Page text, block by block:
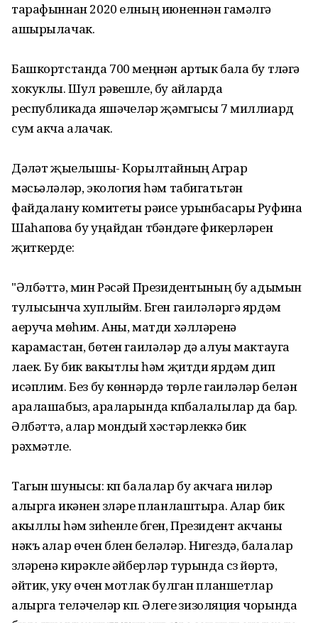
тарафыннан 2020 елның июненнән гамәлгә
ашырылачак.
Башкортстанда 700 меңнән артык бала бу түләүгә
хокуклы. Шул рәвешле, бу айларда
республикада яшәүчеләр җәмгысы 7 миллиард
сум акча алачак.
Дәүләт җыелышы- Корылтайның Аграр
мәсьәләләр, экология һәм табигатьтән
файдалану комитеты рәисе урынбасары Руфина
Шаһапова бу уңайдан түбәндәге фикерләрен
җиткерде:
"Әлбәттә, мин Рәсәй Президентының бу адымын
тулысынча хуплыйм. Бүген гаиләләргә ярдәм
аеруча мөһим. Аны, матди хәлләренә
карамастан, бөтен гаиләләр дә алуы мактауга
лаек. Бу бик вакытлы һәм җитди ярдәм дип
исәплим. Без бу көннәрдә төрле гаиләләр белән
аралашабыз, араларында күпбалалылар да бар.
Әлбәттә, алар мондый хәстәрлеккә бик
рәхмәтле.
Тагын шунысы: күп балалар бу акчага ниләр
алырга икәнен үзләре планлаштыра. Алар бик
акыллы һәм зиһенле бүген, Президент акчаны
нәкъ алар өчен бүлүен беләләр. Нигездә, балалар
үзләренә кирәкле әйберләр турында сүз йөртә,
әйтик, уку өчен мотлак булган планшетлар
алырга теләүчеләр күп. Әлеге үзизоляция чорында